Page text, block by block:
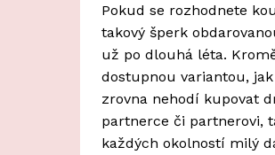
Pokud se rozhodnete
takový šperk
už po dlouhá léta.
dostupnou variantou,
zrovna nehodí kupovat
partnerce či partnerovi,
každých okolností milý